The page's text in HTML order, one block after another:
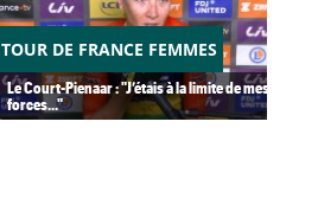
TOUR DE FRANCE FEMMES
Le Court-Pienaar : "J’étais à la limite de mes
forces..."